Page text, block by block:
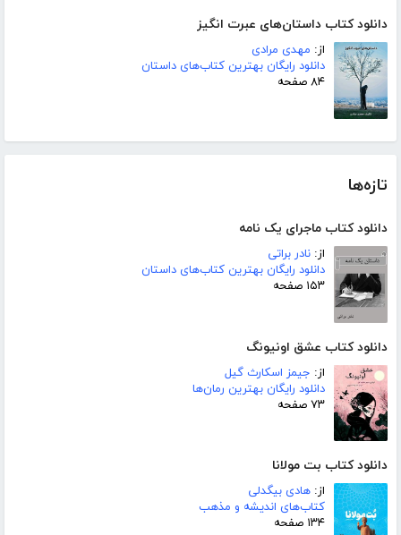
دانلود کتاب داستان‌های عبرت انگیز
از: مهدی مرادی
دانلود رایگان بهترین کتاب‌های داستان
۸۴ صفحه
تازه‌ها
دانلود کتاب ماجرای یک نامه
از: نادر براتی
دانلود رایگان بهترین کتاب‌های داستان
۱۵۳ صفحه
دانلود کتاب عشق اونیونگ
از: جیمز اسکارث گیل
دانلود رایگان بهترین رمان‌ها
۷۳ صفحه
دانلود کتاب بت مولانا
از: هادی بیگدلی
کتاب‌های اندیشه و مذهب
۱۳۴ صفحه